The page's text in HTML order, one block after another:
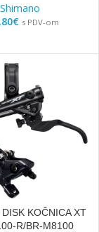
Shimano
€ s PDV-om
KOČNICA XT
R/BR-M8100